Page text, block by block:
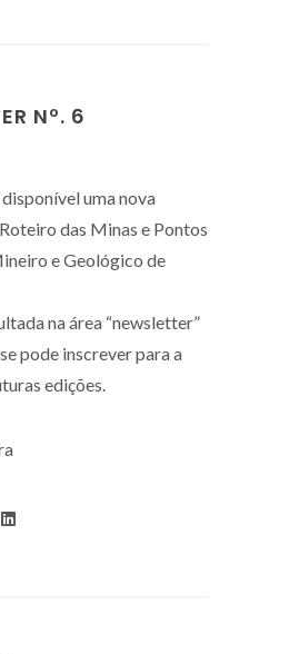
Nº. 6
uma nova
das Minas e Pontos
e Geológico de
na área “newsletter”
pode inscrever para a
edições.